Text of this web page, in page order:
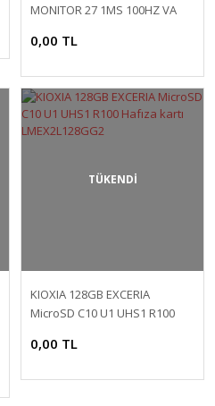
MONITOR 27 1MS 100HZ VA
0,00 TL
TÜKENDİ
KIOXIA 128GB EXCERIA
MicroSD C10 U1 UHS1 R100
0,00 TL